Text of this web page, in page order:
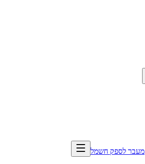
מעבר לספק חשמל